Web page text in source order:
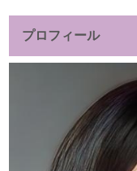
プロフィール